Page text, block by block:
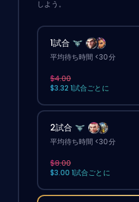
しよう。
1試合
平均待ち時間 <30分
$4.00
$3.32 1試合ごとに
2試合
平均待ち時間 <30分
$8.00
$3.00 1試合ごとに